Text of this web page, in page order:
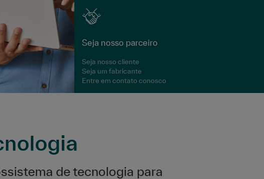
Seja nosso parceiro
Seja nosso cliente
Seja um fabricante
Entre em contato conosco
de tecnologia para